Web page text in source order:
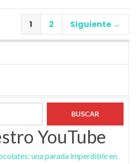
1 2 Siguiente →
YouTube
una parada imperdible en